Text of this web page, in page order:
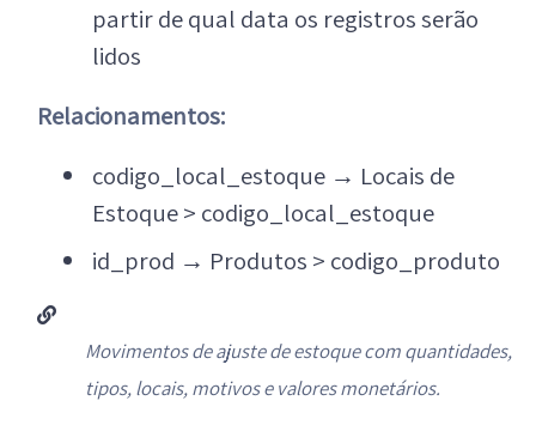
partir de qual data os registros serão
lidos
Relacionamentos:
codigo_local_estoque → Locais de
Estoque > codigo_local_estoque
id_prod → Produtos > codigo_produto
Movimentos de ajuste de estoque com quantidades,
tipos, locais, motivos e valores monetários.